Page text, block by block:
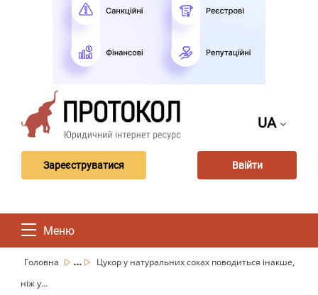
UA
Зареєструватися Ввійти
Меню
Головна ...
Цукор у натуральних соках поводиться інакше,
ніж у...